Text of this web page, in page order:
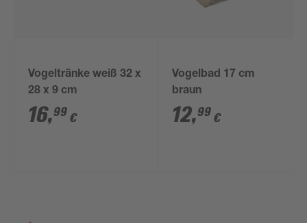
Vogeltränke weiß 32 x
28 x 9 cm
16,99 €
Vogelbad 17 cm
braun
12,99 €